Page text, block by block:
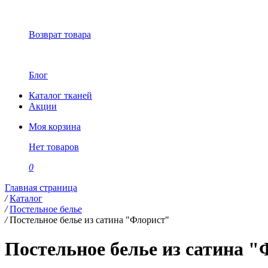
Возврат товара
Блог
Каталог тканей
Акции
Моя корзина
Нет товаров
0
Главная страница
/ Каталог
/ Постельное белье
/ Постельное белье из сатина "Флорист"
Постельное белье из сатина